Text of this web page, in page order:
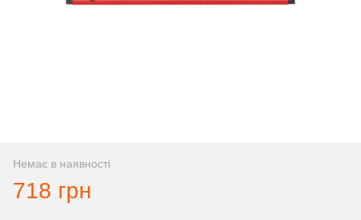
Немає в наявності
718 грн